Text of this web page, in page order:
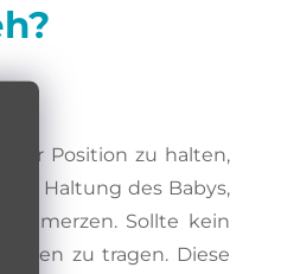
Position zu halten,
. Die Haltung des Babys,
Sollte kein
zu tragen. Diese